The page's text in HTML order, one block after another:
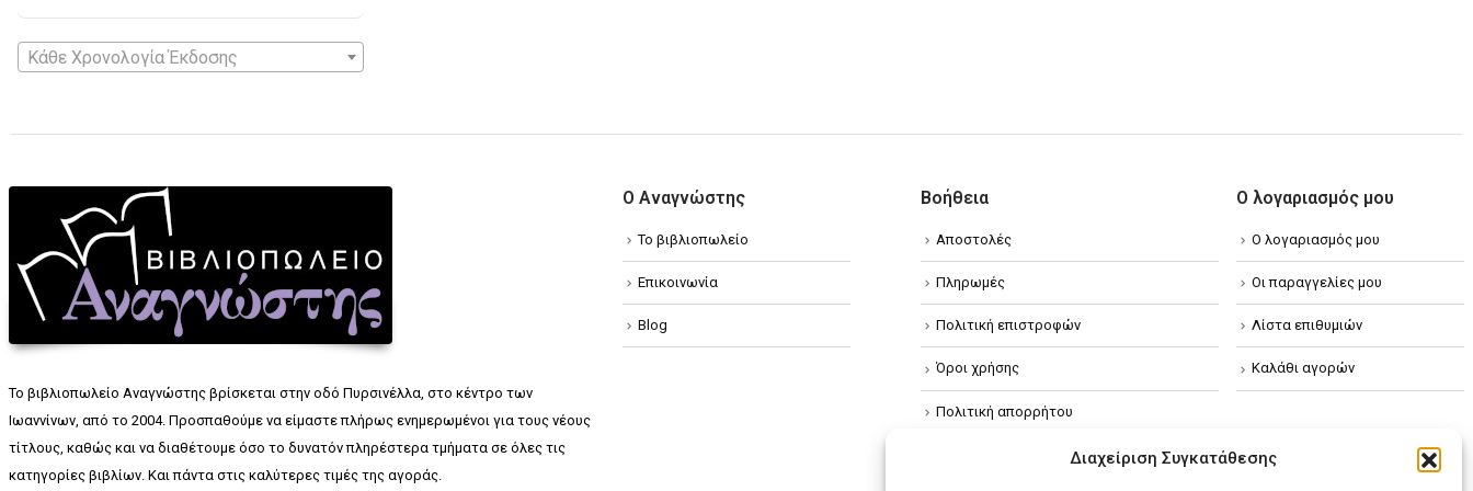
Διαχείριση Συγκατάθεσης
Κάθε Χρονολογία Έκδοσης
Το βιβλιοπωλείο Αναγνώστης βρίσκεται στην οδό Πυρσινέλλα, στο κέντρο των
Ιωαννίνων, από το 2004. Προσπαθούμε να είμαστε πλήρως ενημερωμένοι για τους νέους
τίτλους, καθώς και να διαθέτουμε όσο το δυνατόν πληρέστερα τμήματα σε όλες τις
κατηγορίες βιβλίων. Και πάντα στις καλύτερες τιμές της αγοράς.
Ο Αναγνώστης
Το βιβλιοπωλείο
Επικοινωνία
Blog
Βοήθεια
Αποστολές
Πληρωμές
Πολιτική επιστροφών
Όροι χρήσης
Πολιτική απορρήτου
Ο λογαριασμός μου
Ο λογαριασμός μου
Οι παραγγελίες μου
Λίστα επιθυμιών
Καλάθι αγορών